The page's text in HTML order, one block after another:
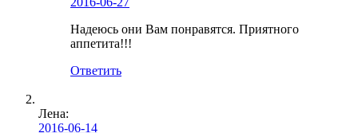
Надеюсь они Вам понравятся. Приятного
аппетита!!!
Ответить
Лена:
2016-06-14